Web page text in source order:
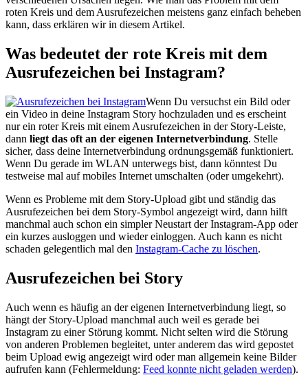
roten Kreis und dem Ausrufezeichen meistens ganz einfach beheben
kann, dass erklären wir in diesem Artikel.
Was bedeutet der rote Kreis mit dem
Ausrufezeichen bei Instagram?
Wenn Du versuchst ein Bild oder
ein Video in deine Instagram Story hochzuladen und es erscheint
nur ein roter Kreis mit einem Ausrufezeichen in der Story-Leiste,
dann liegt das oft an der eigenen Internetverbindung. Stelle
sicher, dass deine Internetverbindung ordnungsgemäß funktioniert.
Wenn Du gerade im WLAN unterwegs bist, dann könntest Du
testweise mal auf mobiles Internet umschalten (oder umgekehrt).
Wenn es Probleme mit dem Story-Upload gibt und ständig das
Ausrufezeichen bei dem Story-Symbol angezeigt wird, dann hilft
manchmal auch schon ein simpler Neustart der Instagram-App oder
ein kurzes ausloggen und wieder einloggen. Auch kann es nicht
schaden gelegentlich mal den Instagram-Cache zu löschen.
Ausrufezeichen bei Story
Auch wenn es häufig an der eigenen Internetverbindung liegt, so
hängt der Story-Upload manchmal auch weil es gerade bei
Instagram zu einer Störung kommt. Nicht selten wird die Störung
von anderen Problemen begleitet, unter anderem das wird gepostet
beim Upload ewig angezeigt wird oder man allgemein keine Bilder
aufrufen kann (Fehlermeldung: Feed konnte nicht geladen werden).